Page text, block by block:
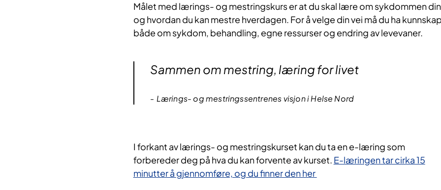
Målet med lærings- og mestringskurs er at du skal lære om sykdommen din
og hvordan du kan mestre hverdagen. For å velge din vei må du ha
både om sykdom, behandling, egne ressurser og endring av levevaner.​​
Sammen om mestring, læring for livet
Lærings- og mestringssentrenes visjon i Helse Nord
I forka​nt av lærings- og mestringskurset kan du ta en e-læring som
forbereder deg på hva du kan forvente av kurset. E-læringen tar cirka 15
minutter å gjennomføre, og du finner den her​